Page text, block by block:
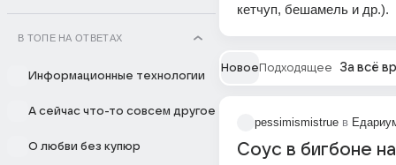
В ТОПЕ НА ОТВЕТАХ
Информационные технологии
А сейчас что-то совсем другое
О любви без купюр
кетчуп, бешамель и др.).
Новое Подходящее За всё
pessimismistrue в
Соус в бигбоне